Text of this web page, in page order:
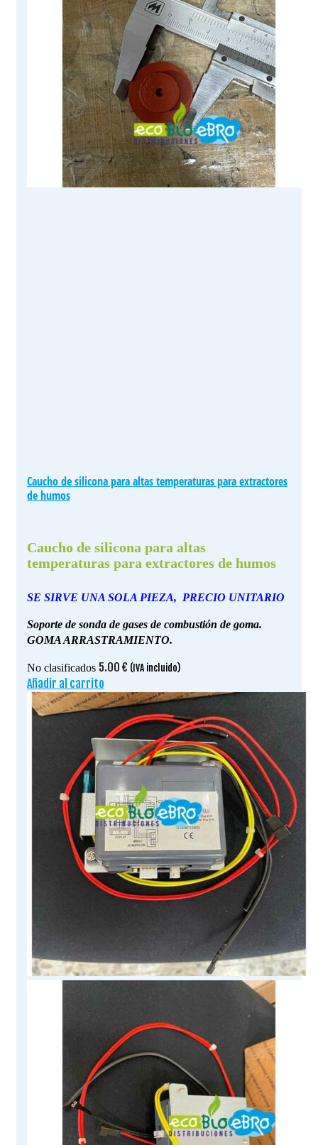
Caucho de silicona para altas temperaturas para extractores
de humos
Caucho de silicona para altas
temperaturas para extractores de humos
SE SIRVE UNA SOLA PIEZA, PRECIO UNITARIO
Soporte de sonda de gases de combustión de goma.
GOMA ARRASTRAMIENTO.
No clasificados 5.00 € (IVA incluido)
Añadir al carrito